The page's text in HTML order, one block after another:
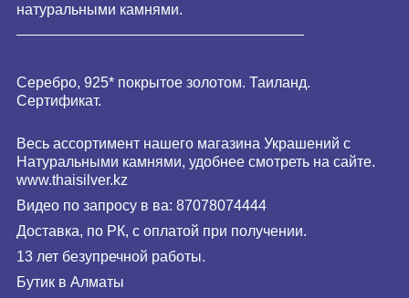
натуральными камнями.
Серебро, 925* покрытое золотом. Таиланд.
Сертификат.
Весь ассортимент нашего магазина Украшений с
Натуральными камнями, удобнее смотреть на сайте.
www.thaisilver.kz
Видео по запросу в ва: 87078074444
Доставка, по РК, с оплатой при получении.
13 лет безупречной работы.
Бутик в Алматы